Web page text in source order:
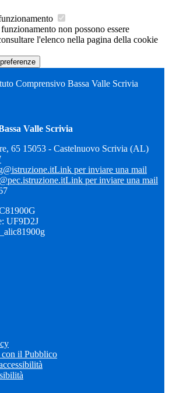
non possono essere
l'elenco nella pagina della cookie
Comprensivo Bassa Valle Scrivia
Valle Scrivia
65 15053 - Castelnuovo Scrivia (AL)
Link per inviare una mail
Link per inviare una mail
UF9D2J
il Pubblico